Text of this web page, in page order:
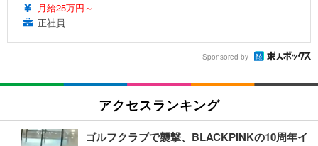
月給25万円～
正社員
Sponsored by
アクセスランキング
ゴルフクラブで襲撃、BLACKPINKの10周年イ